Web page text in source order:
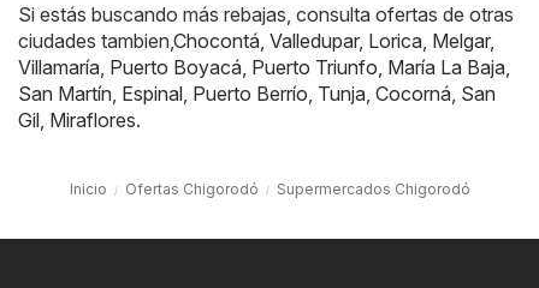
Si estás buscando más rebajas, consulta ofertas de otras
ciudades tambien, Chocontá Valledupar, Lorica Melgar,
Villamaría Puerto Boyacá Puerto Triunfo María La Baja
San Martín Espinal Puerto Berrío Tunja Cocorná San
Gil Miraflores.
Inicio Ofertas Chigorodó Supermercados Chigorodó